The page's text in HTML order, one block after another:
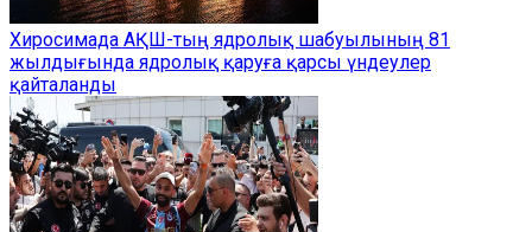
Хиросимада АҚШ-тың ядролық шабуылының 81
жылдығында ядролық қаруға қарсы үндеулер
қайталанды